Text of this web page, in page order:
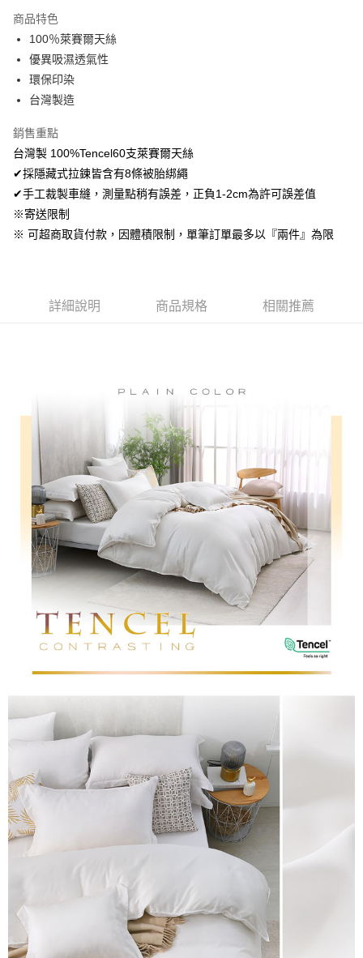
Apple Pay
悠遊付
Google Pay
AFTEE先享後付
相關說明
AFTEE先享後付是「在收到商品之後才付款」的支付方式。 讓您購物簡單
便利好安心！
１．簡單：不需註冊會員、不需綁卡、不需儲值。
２．便利：只要手機號碼，簡訊認證，即可結帳。
３．安心：先確認商品／服務後，再付款。
２．訂單成立數日內，您將收到繳費通知簡訊。
※ 交易是否成功請以「AFTEE先享後付 」之結帳頁面顯示為準，若有關於
是否繳費成功／繳費後需取消欲退款等相關疑問，請聯繫「AFTEE先享後付
客戶支援中心」
https://netprotections.freshdesk.com/support/home
【注意事項】
１．透過由恩沛科技股份有限公司提供之「AFTEE先享後付」服務完成之交
易，需依本服務之必要範圍內提供個人資料，並將交易相關給付款項請求債
權轉讓予恩沛科技股份有限公司。
２．關於個人資料處理事宜，請瀏覽以下網址：
https://aftee.tw/terms/#terms3
３．未成年的使用者請事先徵得法定代理人或監護人之同意方可使用
「AFTEE先享後付」，若未經同意申辦者引起之損失，本公司不負相關責
任。
４．使用「AFTEE先享後付」時，將依據個別帳號之用戶狀況，依本公司即
時審查核予不同之上限額度；若仍有額度不足之情形，本公司將視審查結果
請求用戶進行身份認證。
５．嚴禁一人註冊多個帳號或使用他人資訊註冊。若發現惡意使用之情形，
恩沛科技股份有限公司將有權停止該用戶之使用額度並採取法律行動。
ATM付款
運送方式
全家取貨付款
每筆NT$60，滿NT$499(含以上)免運費
每筆NT$100，滿NT$499(含以上)免運費
離島宅配
每筆NT$100，滿NT$499(含以上)免運費
商品特色
100％萊賽爾天絲
優異吸濕透氣性
環保印染
台灣製造
銷售重點
台灣製 100%Tencel60支萊賽爾天絲
✔採隱藏式拉鍊皆含有8條被胎綁繩
✔手工裁製車縫，測量點稍有誤差，正負1-2cm為許可誤差值
※寄送限制
※ 可超商取貨付款，因體積限制，單筆訂單最多以『兩件』為限
詳細說明 商品規格 相關推薦